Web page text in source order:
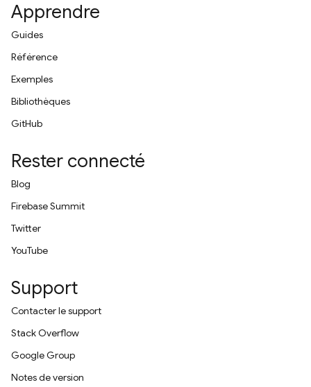
Apprendre
Guides
Référence
Exemples
Bibliothèques
GitHub
Rester connecté
Blog
Firebase Summit
Twitter
YouTube
Support
Contacter le support
Stack Overflow
Google Group
Notes de version